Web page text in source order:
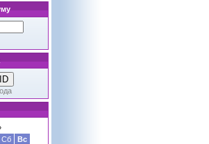
Сб
Вс